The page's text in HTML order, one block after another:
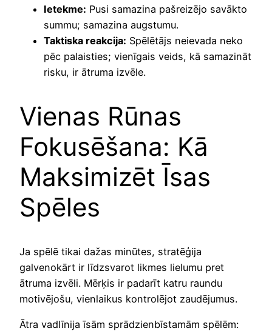
Ietekme: Pusi samazina pašreizējo savākto
summu; samazina augstumu.
Taktiska reakcija: Spēlētājs neievada neko
pēc palaisties; vienīgais veids, kā samazināt
risku, ir ātruma izvēle.
Vienas Rūnas
Fokusēšana: Kā
Maksimizēt Īsas
Spēles
Ja spēlē tikai dažas minūtes, stratēģija
galvenokārt ir līdzsvarot likmes lielumu pret
ātruma izvēli. Mērķis ir padarīt katru raundu
motivējošu, vienlaikus kontrolējot zaudējumus.
Ātra vadlīnija īsām sprādzienbīstamām spēlēm: